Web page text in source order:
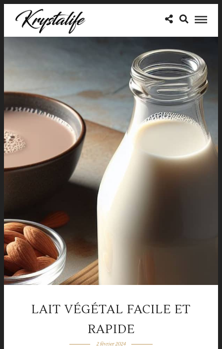
LAIT VÉGÉTAL FACILE ET
RAPIDE
2 février 2024